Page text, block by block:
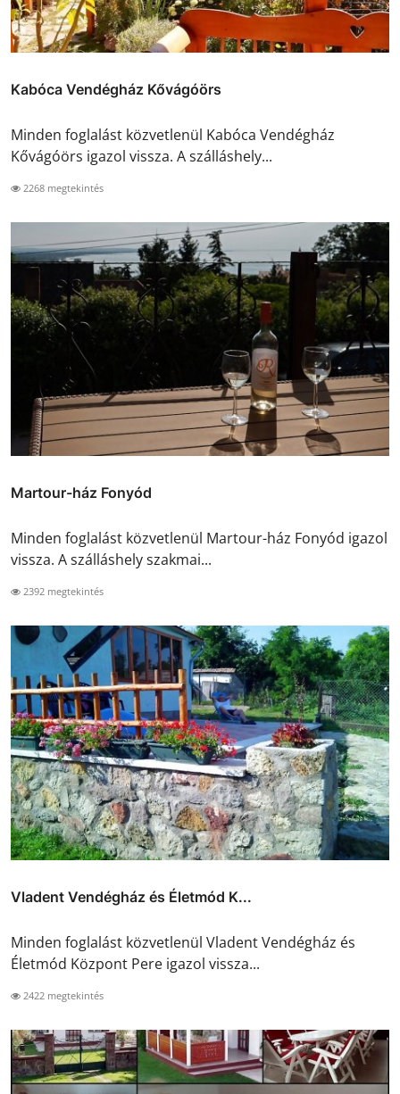
Kabóca Vendégház Kővágóörs
Minden foglalást közvetlenül Kabóca Vendégház
Kővágóörs igazol vissza. A szálláshely...
2268 megtekintés
Martour-ház Fonyód
Minden foglalást közvetlenül Martour-ház Fonyód igazol
vissza. A szálláshely szakmai...
2392 megtekintés
Vladent Vendégház és Életmód K...
Minden foglalást közvetlenül Vladent Vendégház és
Életmód Központ Pere igazol vissza...
2422 megtekintés